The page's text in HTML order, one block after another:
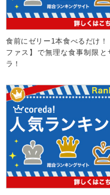
食前にゼリー1本食べるだけ！
ファス】で無理な食事制限と
ラ！